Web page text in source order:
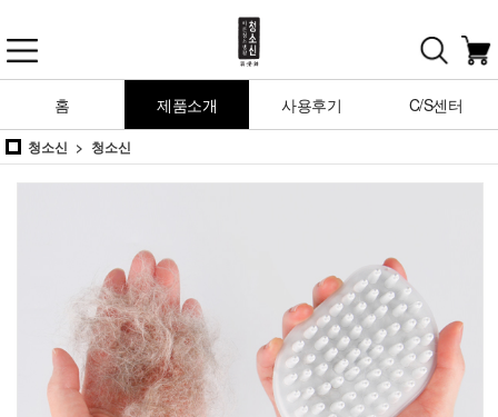
홈 제품소개 사용후기 C/S센터
청소신 청소신